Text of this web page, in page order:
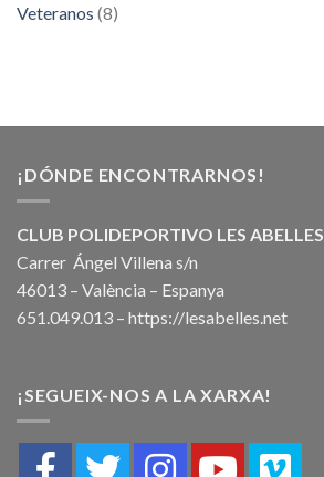
Veteranos (8)
¡DÓNDE ENCONTRARNOS!
CLUB POLIDEPORTIVO LES ABELLES
Carrer Ángel Villena s/n
46013 – València – Espanya
651.049.013 – https://lesabelles.net
¡SEGUEIX-NOS A LA XARXA!